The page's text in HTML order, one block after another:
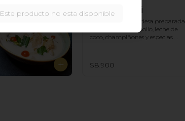
Tom Yam Gai
clásica sopa tailandesa preparada
con lemon grass, pollo, leche de
coco, champiñones y especias
$8.900
Este producto no esta disponible